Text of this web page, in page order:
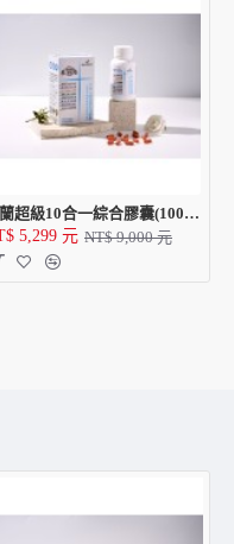
荷蘭超級10合一綜合膠囊(100顆(50日份)/瓶) X 5瓶
5,299 元 NT$ 9,000 元